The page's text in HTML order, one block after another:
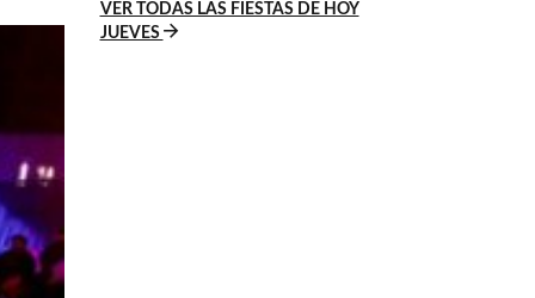
VER TODAS LAS FIESTAS DE HOY
JUEVES